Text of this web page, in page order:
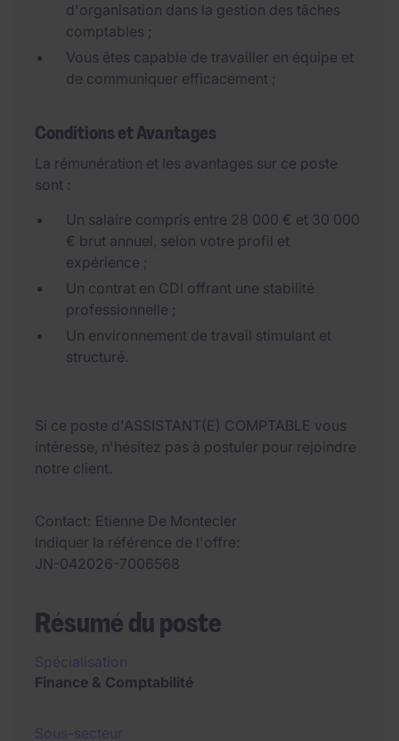
d'organisation dans la gestion des tâches
comptables ;
Vous êtes capable de travailler en équipe et
de communiquer efficacement ;
Conditions et Avantages
La rémunération et les avantages sur ce poste
sont :
Un salaire compris entre 28 000 € et 30 000
€ brut annuel, selon votre profil et
expérience ;
Un contrat en CDI offrant une stabilité
professionnelle ;
Un environnement de travail stimulant et
structuré.
Si ce poste d'ASSISTANT(E) COMPTABLE vous
intéresse, n'hésitez pas à postuler pour rejoindre
notre client.
Contact Etienne De Montecler
Indiquer la référence de l'offre
JN-042026-7006568
Résumé du poste
Finance & Comptabilité